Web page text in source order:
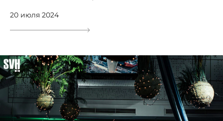
20 июля 2024